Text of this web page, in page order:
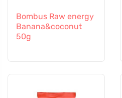
Bombus Raw energy
Banana&coconut
50g